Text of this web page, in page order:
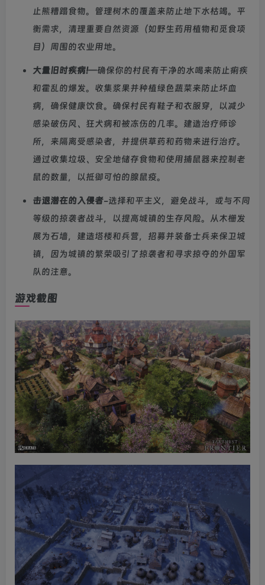
止熊糟蹋食物。管理树木的覆盖来防止地下水枯竭。平
衡需求，清理重要自然资源（如野生药用植物和觅食项
目）周围的农业用地。
大量旧时疾病!—确保你的村民有干净的水喝来防止痢疾
和霍乱的爆发。收集浆果并种植绿色蔬菜来防止坏血
病，确保健康饮食。确保村民有鞋子和衣服穿，以减少
感染破伤风、狂犬病和被冻伤的几率。建造治疗师诊
所，来隔离受感染者，并提供草药和药物来进行治疗。
通过收集垃圾、安全地储存食物和使用捕鼠器来控制老
鼠的数量，以抵御可怕的腺鼠疫。
击退潜在的入侵者-选择和平主义，避免战斗，或与不同
等级的掠袭者战斗，以提高城镇的生存风险。从木栅发
展为石墙，建造塔楼和兵营，招募并装备士兵来保卫城
镇，因为城镇的繁荣吸引了掠袭者和寻求掠夺的外国军
队的注意。
游戏截图